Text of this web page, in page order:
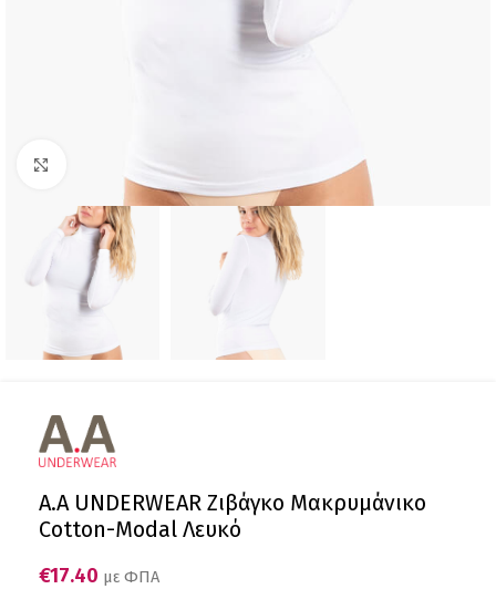
Click to enlarge
Α.A UNDERWEAR Ζιβάγκο Μακρυμάνικο
Cotton-Modal Λευκό
€17.40 με ΦΠΑ